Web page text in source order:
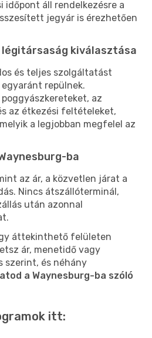
időpont áll rendelkezésre a
jegyár is érezhetően
légitársaság kiválasztása
és teljes szolgáltatást
repülnek.
az
az étkezési feltételeket,
a legjobban megfelel az
ba
az ár, a közvetlen járat a
Nincs átszállóterminál,
után azonnal
áttekinthető felületen
ár, menetidő vagy
szerint, és néhány
a Waynesburg-ba szóló
itt: